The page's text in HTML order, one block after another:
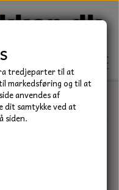
tredjeparter til at
markedsføring og til at
anvendes af
dit samtykke ved at
siden.